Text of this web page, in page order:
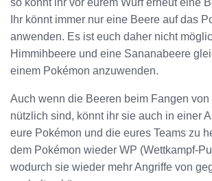
so könnt ihr vor eurem Wurf erneut eine
Ihr könnt immer nur eine Beere auf das
anwenden. Es ist euch daher nicht
Himmihbeere und eine Sananabeere
einem Pokémon anzuwenden.
Auch wenn die Beeren beim Fangen
nützlich sind, könnt ihr sie auch in einer
eure Pokémon und die eures Teams zu
dem Pokémon wieder WP (Wettkampf-
wodurch sie wieder mehr Angriffe von